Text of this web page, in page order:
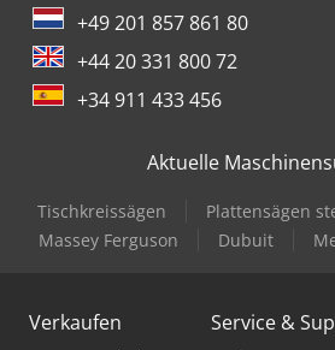
+49 201 857 861 80
+44 20 331 800 72
+34 911 433 456
Aktuelle
Tischkreissägen Plattensägen
Massey Ferguson
Dubuit
Verkaufen Service &